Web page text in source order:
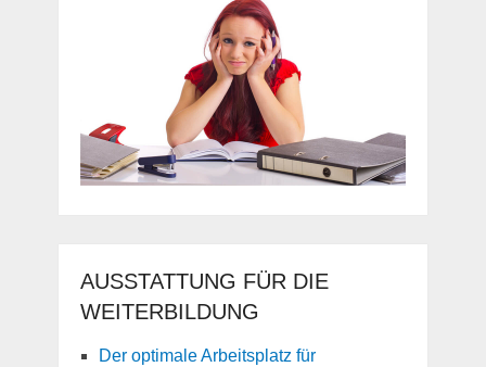
AUSSTATTUNG FÜR DIE
WEITERBILDUNG
Der optimale Arbeitsplatz für